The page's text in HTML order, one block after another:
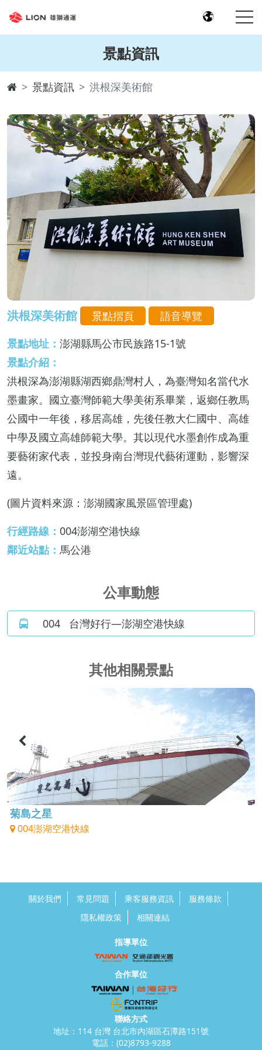
景點資訊
景點資訊 洪根深美術館
洪根深美術館 景點摺頁
語音導覽
景點地址： 澎湖縣馬公市民族路15-1號
景點介紹：
洪根深為澎湖縣湖西鄉鼎灣村人，為臺灣知名當代水
墨畫家。國立臺灣師範大學美術系畢業，返鄉任教馬
公國中一年後，移居高雄，先後任教大仁國中、高雄
中學及國立高雄師範大學。其以現代水墨創作成為重
要藝術家代表，並投身南台灣現代藝術運動，影響深
遠。
(圖片資料來源：澎湖國家風景區管理處)
行經路線： 004澎湖空港快線
鄰近站點： 馬公港
公車動態
004 台灣好行—澎湖空港快線
其他相關景點
菊島之星
004澎湖空港快線
關於我們 常見問題 乘客服務資訊
服務條款
隱私權政策
相關連結
指導單位
合作單位
聯絡方式
地址：114 台灣 台北市內湖區石潭路151號
電話： (02)8793-9288